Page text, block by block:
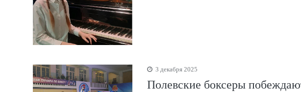
3 декабря 2025
Полевские боксеры